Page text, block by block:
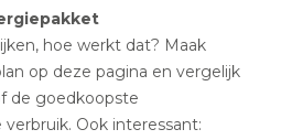
hoe werkt dat? Maak
op deze pagina en vergelijk
de goedkoopste
Ook interessant: